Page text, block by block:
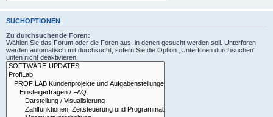
SUCHOPTIONEN
Zu durchsuchende Foren:
Wählen Sie das Forum oder die Foren aus, in denen gesucht werden soll. Unterforen
werden automatisch mit durchsucht, sofern Sie die Option „Unterforen durchsuchen“
unten nicht deaktivieren.